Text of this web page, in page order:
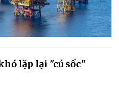
lặp lại "cú sốc"